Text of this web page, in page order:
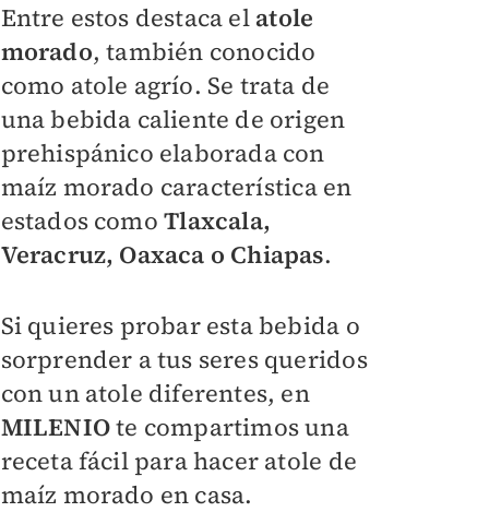
Entre estos destaca el atole
morado, también conocido
como atole agrío. Se trata de
una bebida caliente de origen
prehispánico elaborada con
maíz morado característica en
estados comoTlaxcala,
Veracruz, Oaxaca o Chiapas.
Si quieres probar esta bebida o
sorprender a tus seres queridos
con un atole diferentes, en
MILENIOte compartimos una
receta fácil para hacer atole de
maíz morado en casa.